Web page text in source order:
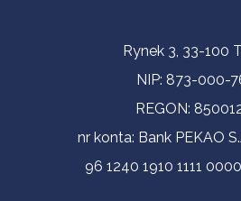
Informacje kontaktowe
Rynek 3, 33-100
NIP: 873-000-
REGON:
nr konta: Bank PEKAO
96 1240 1910 1111